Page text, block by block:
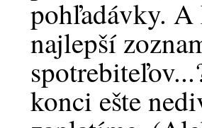
pohľadávky. A
najlepší
konci ešte